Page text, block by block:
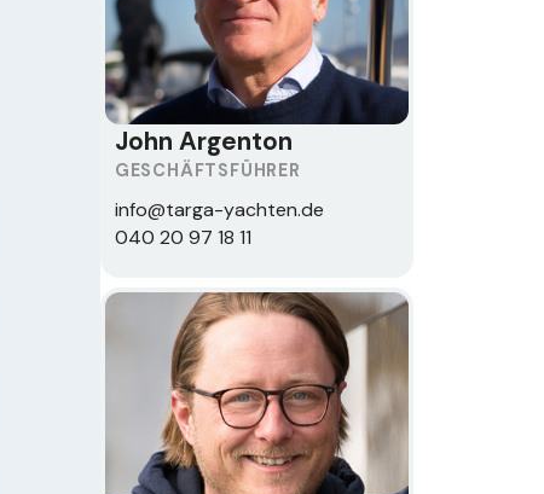
John Argenton
GESCHÄFTSFÜHRER
info@targa-yachten.de
040 20 97 18 11